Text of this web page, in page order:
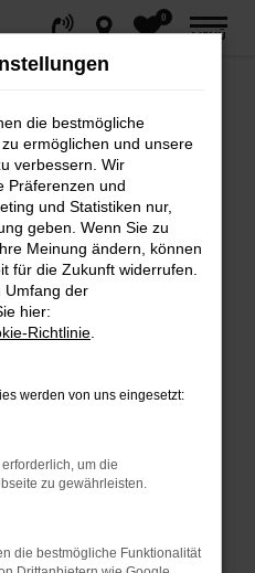
0
MENÜ
Error
aufgetreten.
die dir helfen können:
und deine
zum Beispiel
wie Werbeblocker,
Seiten
in einem privaten
die bestmögliche
ermöglichen und unsere
verbessern. Wir
Präferenzen und
und Statistiken nur,
geben. Wenn Sie zu
Meinung ändern, können
für die Zukunft widerrufen.
Umfang der
hier:
Richtlinie
werden von uns eingesetzt:
um die
zu gewährleisten.
die bestmögliche Funktionalität